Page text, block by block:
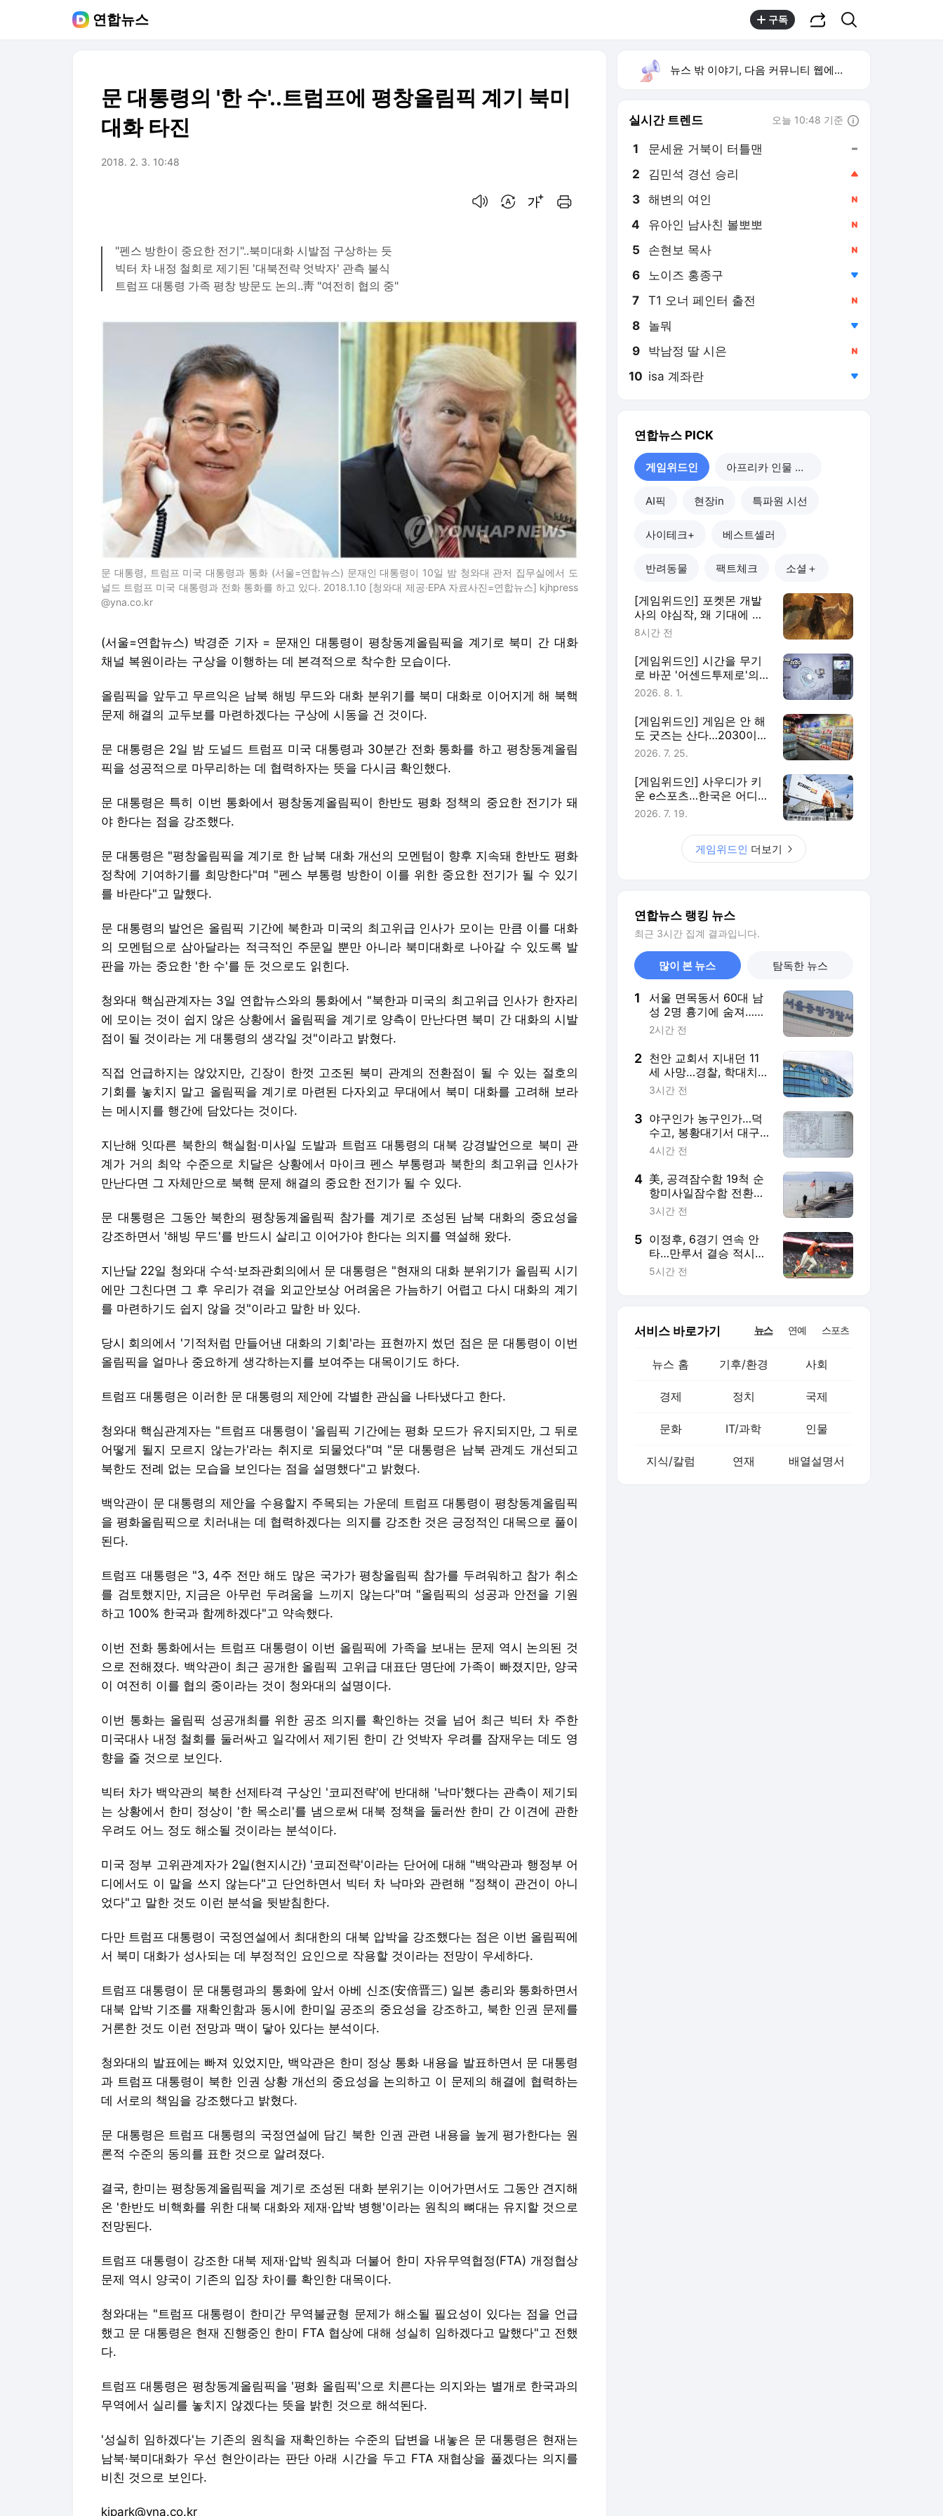
연합뉴스 구독
문 대통령의 '한 수'..트럼프에 평창올림픽 계기 북미
대화 타진
2018. 2. 3. 10:48
"펜스 방한이 중요한 전기"..북미대화 시발점 구상하는 듯
빅터 차 내정 철회로 제기된 '대북전략 엇박자' 관측 불식
트럼프 대통령 가족 평창 방문도 논의..靑 "여전히 협의 중"
문 대통령, 트럼프 미국 대통령과 통화 (서울=연합뉴스) 문재인 대통령이 10일 밤 청와대 관저 집무실에서 도
널드 트럼프 미국 대통령과 전화 통화를 하고 있다. 2018.1.10 [청와대 제공·EPA 자료사진=연합뉴스] kjhpress
@yna.co.kr
(서울=연합뉴스) 박경준 기자 = 문재인 대통령이 평창동계올림픽을 계기로 북미 간 대화
채널 복원이라는 구상을 이행하는 데 본격적으로 착수한 모습이다.
올림픽을 앞두고 무르익은 남북 해빙 무드와 대화 분위기를 북미 대화로 이어지게 해 북핵
문제 해결의 교두보를 마련하겠다는 구상에 시동을 건 것이다.
문 대통령은 2일 밤 도널드 트럼프 미국 대통령과 30분간 전화 통화를 하고 평창동계올림
픽을 성공적으로 마무리하는 데 협력하자는 뜻을 다시금 확인했다.
문 대통령은 특히 이번 통화에서 평창동계올림픽이 한반도 평화 정책의 중요한 전기가 돼
야 한다는 점을 강조했다.
문 대통령은 "평창올림픽을 계기로 한 남북 대화 개선의 모멘텀이 향후 지속돼 한반도 평화
정착에 기여하기를 희망한다"며 "펜스 부통령 방한이 이를 위한 중요한 전기가 될 수 있기
를 바란다"고 말했다.
문 대통령의 발언은 올림픽 기간에 북한과 미국의 최고위급 인사가 모이는 만큼 이를 대화
의 모멘텀으로 삼아달라는 적극적인 주문일 뿐만 아니라 북미대화로 나아갈 수 있도록 발
판을 까는 중요한 '한 수'를 둔 것으로도 읽힌다.
청와대 핵심관계자는 3일 연합뉴스와의 통화에서 "북한과 미국의 최고위급 인사가 한자리
에 모이는 것이 쉽지 않은 상황에서 올림픽을 계기로 양측이 만난다면 북미 간 대화의 시발
점이 될 것이라는 게 대통령의 생각일 것"이라고 밝혔다.
직접 언급하지는 않았지만, 긴장이 한껏 고조된 북미 관계의 전환점이 될 수 있는 절호의
기회를 놓치지 말고 올림픽을 계기로 마련된 다자외교 무대에서 북미 대화를 고려해 보라
는 메시지를 행간에 담았다는 것이다.
지난해 잇따른 북한의 핵실험·미사일 도발과 트럼프 대통령의 대북 강경발언으로 북미 관
계가 거의 최악 수준으로 치달은 상황에서 마이크 펜스 부통령과 북한의 최고위급 인사가
만난다면 그 자체만으로 북핵 문제 해결의 중요한 전기가 될 수 있다.
문 대통령은 그동안 북한의 평창동계올림픽 참가를 계기로 조성된 남북 대화의 중요성을
강조하면서 '해빙 무드'를 반드시 살리고 이어가야 한다는 의지를 역설해 왔다.
지난달 22일 청와대 수석·보좌관회의에서 문 대통령은 "현재의 대화 분위기가 올림픽 시기
에만 그친다면 그 후 우리가 겪을 외교안보상 어려움은 가늠하기 어렵고 다시 대화의 계기
를 마련하기도 쉽지 않을 것"이라고 말한 바 있다.
당시 회의에서 '기적처럼 만들어낸 대화의 기회'라는 표현까지 썼던 점은 문 대통령이 이번
올림픽을 얼마나 중요하게 생각하는지를 보여주는 대목이기도 하다.
트럼프 대통령은 이러한 문 대통령의 제안에 각별한 관심을 나타냈다고 한다.
청와대 핵심관계자는 "트럼프 대통령이 '올림픽 기간에는 평화 모드가 유지되지만, 그 뒤로
어떻게 될지 모르지 않는가'라는 취지로 되물었다"며 "문 대통령은 남북 관계도 개선되고
북한도 전례 없는 모습을 보인다는 점을 설명했다"고 밝혔다.
백악관이 문 대통령의 제안을 수용할지 주목되는 가운데 트럼프 대통령이 평창동계올림픽
을 평화올림픽으로 치러내는 데 협력하겠다는 의지를 강조한 것은 긍정적인 대목으로 풀이
된다.
트럼프 대통령은 "3, 4주 전만 해도 많은 국가가 평창올림픽 참가를 두려워하고 참가 취소
를 검토했지만, 지금은 아무런 두려움을 느끼지 않는다"며 "올림픽의 성공과 안전을 기원
하고 100% 한국과 함께하겠다"고 약속했다.
이번 전화 통화에서는 트럼프 대통령이 이번 올림픽에 가족을 보내는 문제 역시 논의된 것
으로 전해졌다. 백악관이 최근 공개한 올림픽 고위급 대표단 명단에 가족이 빠졌지만, 양국
이 여전히 이를 협의 중이라는 것이 청와대의 설명이다.
이번 통화는 올림픽 성공개최를 위한 공조 의지를 확인하는 것을 넘어 최근 빅터 차 주한
미국대사 내정 철회를 둘러싸고 일각에서 제기된 한미 간 엇박자 우려를 잠재우는 데도 영
향을 줄 것으로 보인다.
빅터 차가 백악관의 북한 선제타격 구상인 '코피전략'에 반대해 '낙마'했다는 관측이 제기되
는 상황에서 한미 정상이 '한 목소리'를 냄으로써 대북 정책을 둘러싼 한미 간 이견에 관한
우려도 어느 정도 해소될 것이라는 분석이다.
미국 정부 고위관계자가 2일(현지시간) '코피전략'이라는 단어에 대해 "백악관과 행정부 어
디에서도 이 말을 쓰지 않는다"고 단언하면서 빅터 차 낙마와 관련해 "정책이 관건이 아니
었다"고 말한 것도 이런 분석을 뒷받침한다.
다만 트럼프 대통령이 국정연설에서 최대한의 대북 압박을 강조했다는 점은 이번 올림픽에
서 북미 대화가 성사되는 데 부정적인 요인으로 작용할 것이라는 전망이 우세하다.
트럼프 대통령이 문 대통령과의 통화에 앞서 아베 신조(安倍晋三) 일본 총리와 통화하면서
대북 압박 기조를 재확인함과 동시에 한미일 공조의 중요성을 강조하고, 북한 인권 문제를
거론한 것도 이런 전망과 맥이 닿아 있다는 분석이다.
청와대의 발표에는 빠져 있었지만, 백악관은 한미 정상 통화 내용을 발표하면서 문 대통령
과 트럼프 대통령이 북한 인권 상황 개선의 중요성을 논의하고 이 문제의 해결에 협력하는
데 서로의 책임을 강조했다고 밝혔다.
문 대통령은 트럼프 대통령의 국정연설에 담긴 북한 인권 관련 내용을 높게 평가한다는 원
론적 수준의 동의를 표한 것으로 알려졌다.
결국, 한미는 평창동계올림픽을 계기로 조성된 대화 분위기는 이어가면서도 그동안 견지해
온 '한반도 비핵화를 위한 대북 대화와 제재·압박 병행'이라는 원칙의 뼈대는 유지할 것으로
전망된다.
트럼프 대통령이 강조한 대북 제재·압박 원칙과 더불어 한미 자유무역협정(FTA) 개정협상
문제 역시 양국이 기존의 입장 차이를 확인한 대목이다.
청와대는 "트럼프 대통령이 한미간 무역불균형 문제가 해소될 필요성이 있다는 점을 언급
했고 문 대통령은 현재 진행중인 한미 FTA 협상에 대해 성실히 임하겠다고 말했다"고 전했
다.
트럼프 대통령은 평창동계올림픽을 '평화 올림픽'으로 치른다는 의지와는 별개로 한국과의
무역에서 실리를 놓치지 않겠다는 뜻을 밝힌 것으로 해석된다.
'성실히 임하겠다'는 기존의 원칙을 재확인하는 수준의 답변을 내놓은 문 대통령은 현재는
남북·북미대화가 우선 현안이라는 판단 아래 시간을 두고 FTA 재협상을 풀겠다는 의지를
비친 것으로 보인다.
kjpark@yna.co.kr
뉴스 밖 이야기, 다음 커뮤니티 웹에서 보기
실시간 트렌드 오늘 10:48 기준
1 문세윤 거북이 터틀맨
2 김민석 경선 승리
3 해변의 여인
4 유아인 남사친 볼뽀뽀
5 손현보 목사
6 노이즈 홍종구
7 T1 오너 페인터 출전
8 놀뭐
9 박남정 딸 시은
10 isa 계좌란
연합뉴스 PICK
게임위드인 아프리카 인물 열전
AI픽 현장in 특파원 시선
사이테크+ 베스트셀러
반려동물 팩트체크 소셜＋
[게임위드인] 포켓몬 개발
사의 야심작, 왜 기대에 못
미쳤나
8시간 전
[게임위드인] 시간을 무기
로 바꾼 '어센드투제로'의
실험
2026. 8. 1.
[게임위드인] 게임은 안 해
도 굿즈는 산다…2030이
게임에 남는 법
2026. 7. 25.
[게임위드인] 사우디가 키
운 e스포츠…한국은 어디에
있나
2026. 7. 19.
게임위드인 더보기
연합뉴스 랭킹 뉴스
최근 3시간 집계 결과입니다.
많이 본 뉴스 탐독한 뉴스
1
서울 면목동서 60대 남
성 2명 흉기에 숨져…지
인 사이 추정(종합)
2시간 전
2 천안 교회서 지내던 11
세 사망…경찰, 학대치사
여부 수사(종합)
3시간 전
3 야구인가 농구인가…덕
수고, 봉황대기서 대구
북구SC에 42-0 승리
4시간 전
4 美, 공격잠수함 19척 순
항미사일잠수함 전환…
中 견제 강화
3시간 전
5 이정후, 6경기 연속 안
타…만루서 결승 적시타
(종합)
5시간 전
서비스 바로가기 뉴스 연예 스포츠
뉴스 홈 기후/환경 사회
경제 정치 국제
문화 IT/과학 인물
지식/칼럼 연재 배열설명서